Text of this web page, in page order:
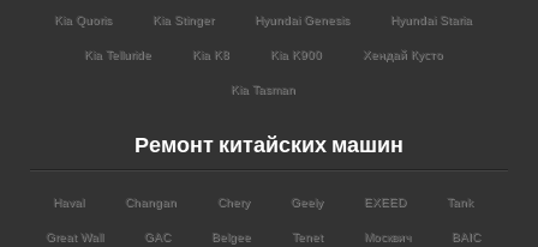
Kia Quoris Kia Stinger Hyundai Genesis Hyundai Staria
Kia Telluride Kia K8 Kia K900 Хендай Кусто
Kia Tasman
Ремонт китайских машин
Haval Changan Chery Geely EXEED Tank
Great Wall GAC Belgee Tenet Москвич BAIC